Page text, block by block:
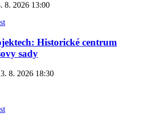
8. 2026 13:00
Historické centrum
sady
8. 2026 18:30